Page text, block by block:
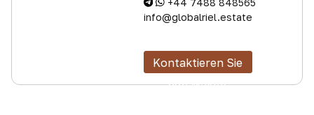
+44 7488 848565
info@globalriel.estate
Kontaktieren Sie
den Makler